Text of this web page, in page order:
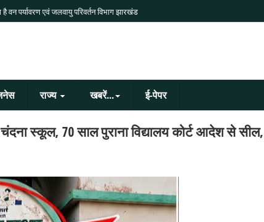
वन पर्यावरण एवं जलवायु परिवर्तन विभाग झारखंड
राज्य खबरें... ई-पेपर
स्कूल, 70 साल पुराना विद्यालय कोर्ट आदेश से सील,